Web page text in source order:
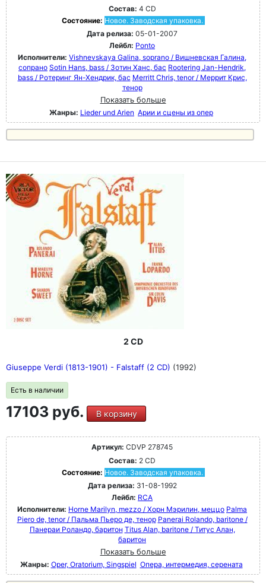
Состав: 4 CD
Состояние: Новое. Заводская упаковка.
Дата релиза: 05-01-2007
Лейбл: Ponto
Исполнители: Vishnevskaya Galina, soprano / Вишневская Галина,
сопрано Sotin Hans, bass / Зотин Ханс, бас Rootering Jan-Hendrik,
bass / Ротеринг Ян-Хендрик, бас Merritt Chris, tenor / Меррит Крис,
тенор
Показать больше
Жанры: Lieder und Arien Арии и сцены из опер
2 CD
Giuseppe Verdi (1813-1901) - Falstaff (2 CD) (1992)
Есть в наличии
17103 руб. В корзину
Артикул: CDVP 278745
Состав: 2 CD
Состояние: Новое. Заводская упаковка.
Дата релиза: 31-08-1992
Лейбл: RCA
Исполнители: Horne Marilyn, mezzo / Хорн Мэрилин, меццо Palma
Piero de, tenor / Пальма Пьеро де, тенор Panerai Rolando, baritone /
Панераи Роландо, баритон Titus Alan, baritone / Титус Алан,
баритон
Показать больше
Жанры: Oper, Oratorium, Singspiel Опера, интермедия, серената